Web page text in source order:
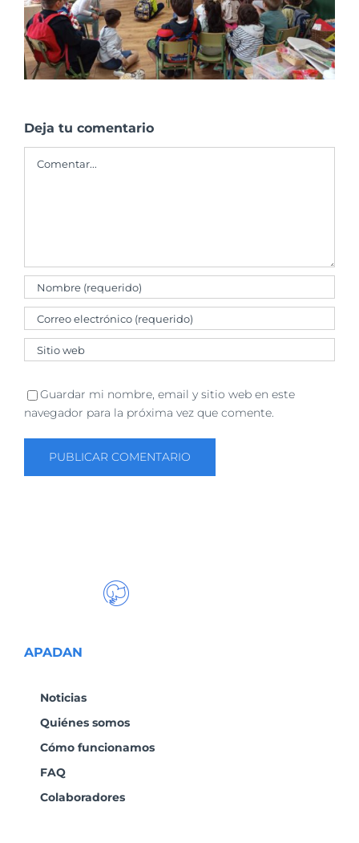
Deja tu comentario
Guardar mi nombre, email y sitio web en este
navegador para la próxima vez que comente.
APADAN
Noticias
Quiénes somos
Cómo funcionamos
FAQ
Colaboradores